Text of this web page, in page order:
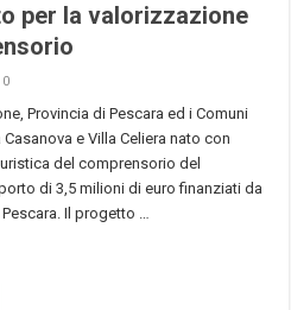
per la valorizzazione
0
Provincia di Pescara ed i Comuni
e Villa Celiera nato con
del comprensorio del
di 3,5 milioni di euro finanziati da
Il progetto …